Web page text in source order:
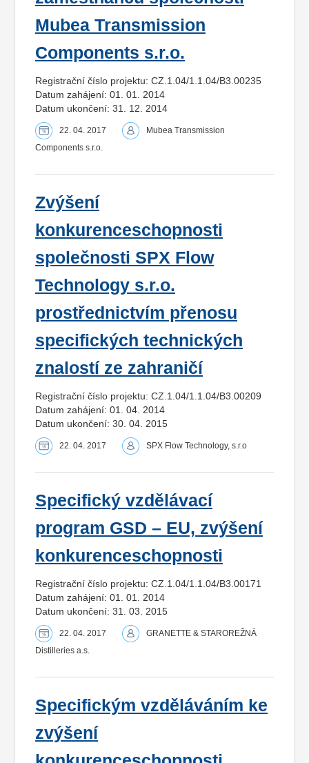
Mubea Transmission
Components s.r.o.
Registrační číslo projektu: CZ.1.04/1.1.04/B3.00235
Datum zahájení: 01. 01. 2014
Datum ukončení: 31. 12. 2014
22. 04. 2017
Mubea Transmission
Components s.r.o.
Zvýšení
konkurenceschopnosti
společnosti SPX Flow
Technology s.r.o.
prostřednictvím přenosu
specifických technických
znalostí ze zahraničí
Registrační číslo projektu: CZ.1.04/1.1.04/B3.00209
Datum zahájení: 01. 04. 2014
Datum ukončení: 30. 04. 2015
22. 04. 2017 SPX Flow Technology, s.r.o
Specifický vzdělávací
program GSD – EU, zvýšení
konkurenceschopnosti
Registrační číslo projektu: CZ.1.04/1.1.04/B3.00171
Datum zahájení: 01. 01. 2014
Datum ukončení: 31. 03. 2015
22. 04. 2017
GRANETTE & STAROREŽNÁ
Distilleries a.s.
Specifickým vzděláváním ke
zvýšení